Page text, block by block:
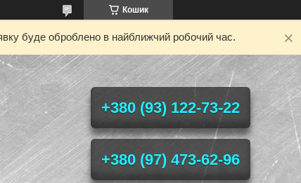
Кошик
буде оброблено в найближчий робочий час.
+380 (93) 122-73-22
+380 (97) 473-62-96